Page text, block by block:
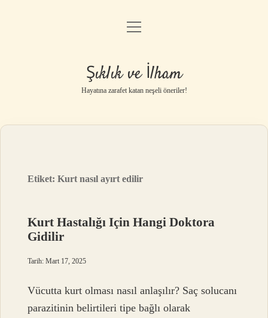
Anasayfa
Gizlilik Politikası
Yasal Uyarı
menüyü
Şıklık ve İlham
Hayatına zarafet katan neşeli öneriler!
Etiket:Kurt nasıl ayırt edilir
Kurt Hastalığı Için Hangi Doktora
Gidilir
Tarih: Mart 17, 2025
Vücutta kurt olması nasıl anlaşılır? Saç solucanı
parazitinin belirtileri tipe bağlı olarak